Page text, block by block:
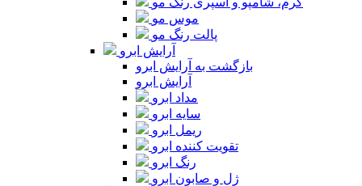
موس مو
پالت رنگ مو
آرایش ابرو
بازگشت به آرایش ابرو
آرایش ابرو
مداد ابرو
سایه ابرو
ریمل ابرو
تقویت کننده ابرو
رنگ ابرو
ژل و صابون ابرو